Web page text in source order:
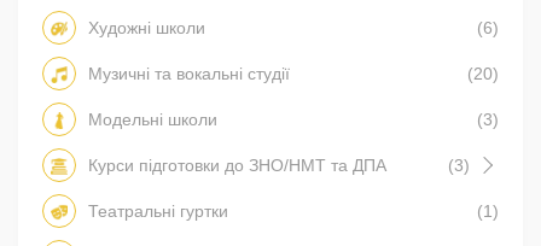
Художні школи (6)
Музичні та вокальні студії (20)
Модельні школи (3)
Курси підготовки до ЗНО/НМТ та ДПА (3)
Театральні гуртки (1)